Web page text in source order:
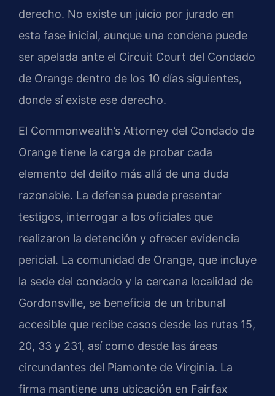
derecho. No existe un juicio por jurado en
esta fase inicial, aunque una condena puede
ser apelada ante el Circuit Court del Condado
de Orange dentro de los 10 días siguientes,
donde sí existe ese derecho.
El Commonwealth’s Attorney del Condado de
Orange tiene la carga de probar cada
elemento del delito más allá de una duda
razonable. La defensa puede presentar
testigos, interrogar a los oficiales que
realizaron la detención y ofrecer evidencia
pericial. La comunidad de Orange, que incluye
la sede del condado y la cercana localidad de
Gordonsville, se beneficia de un tribunal
accesible que recibe casos desde las rutas 15,
20, 33 y 231, así como desde las áreas
circundantes del Piamonte de Virginia. La
firma mantiene una ubicación en Fairfax